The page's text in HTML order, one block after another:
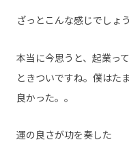
ざっとこんな感じでしょ
本当に今思うと、起業っ
ときついですね。僕はた
良かった。。
運の良さが功を奏した